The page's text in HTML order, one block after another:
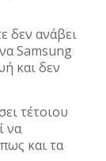
δεν ανάβει
Samsung
και δεν
τέτοιου
να
και τα